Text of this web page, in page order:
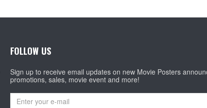
FOLLOW US
Sign up to receive email updates on new Movie Posters
promotions, sales, movie event and more!